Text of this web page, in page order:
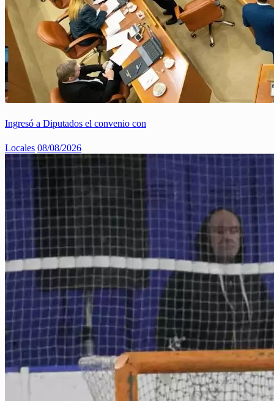
Ingresó a Diputados el convenio con
Locales 08/08/2026